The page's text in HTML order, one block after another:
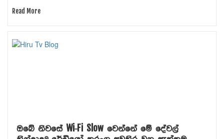
Read More
ඔබේ නිවසේ Wi-Fi Slow වෙන්නේ මේ දේවල්